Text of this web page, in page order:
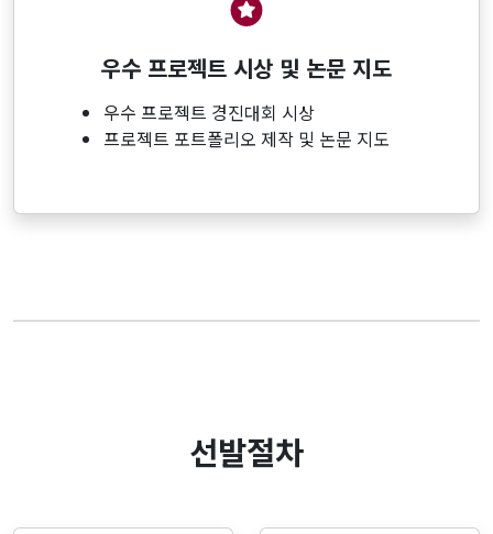
우수 프로젝트 시상 및 논문 지도
우수 프로젝트 경진대회 시상
프로젝트 포트폴리오 제작 및 논문 지도
선발절차